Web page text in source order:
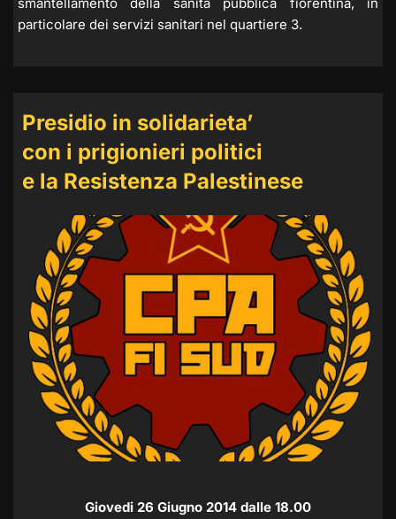
particolare dei servizi sanitari nel quartiere 3.
Presidio in solidarieta’
con i prigionieri politici
e la Resistenza Palestinese
Giovedi 26 Giugno 2014 dalle 18.00